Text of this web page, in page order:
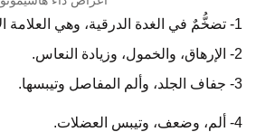
1- تضخُّمٌ في الغدة الدرقية، وهي العلامة الأولى للمرض.
2- الإرهاق، والخمول، وزيادة النعاس.
3- جفاف الجلد، وألم المفاصل وتيبسها.
4- ألم، وضعف، وتيبس العضلات.